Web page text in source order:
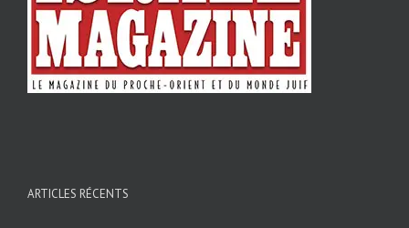
ARTICLES RÉCENTS